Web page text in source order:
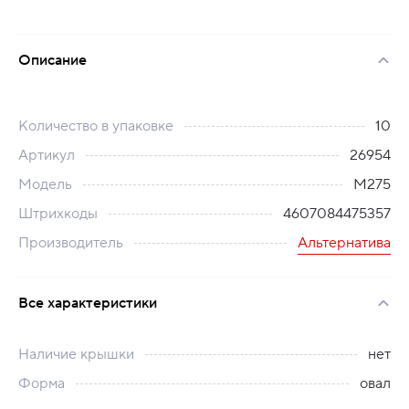
Описание
Количество в упаковке
10
Артикул
26954
Модель
М275
Штрихкоды
4607084475357
Производитель
Альтернатива
Все характеристики
Наличие крышки
нет
Форма
овал